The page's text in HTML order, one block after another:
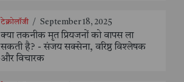
टेक्नोलॉजी / September 18, 2025
क्या तकनीक मृत प्रियजनों को वापस ला
सकती है? - संजय सक्सेना, वरिष्ठ विश्लेषक
और विचारक